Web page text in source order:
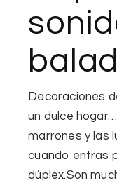
Decoraciones
un dulce
marrones y las
cuando entras
dúplex.Son